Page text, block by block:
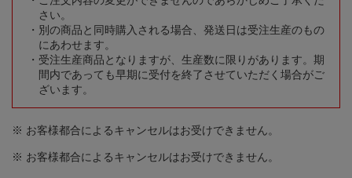
さい。
別の商品と同時購入される場合、発送日は受注生産のもの
にあわせます。
受注生産商品となりますが、生産数に限りがあります。期
間内であっても早期に受付を終了させていただく場合がご
ざいます。
※ お客様都合によるキャンセルはお受けできません。
※ お客様都合によるキャンセルはお受けできません。